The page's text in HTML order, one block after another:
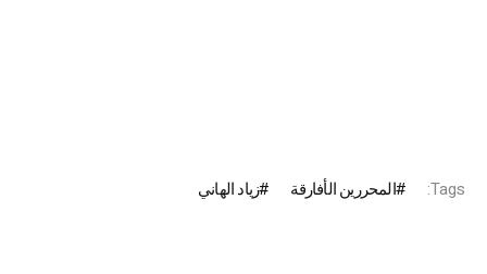
Tags: المحررين الأفارقة زياد الهاني